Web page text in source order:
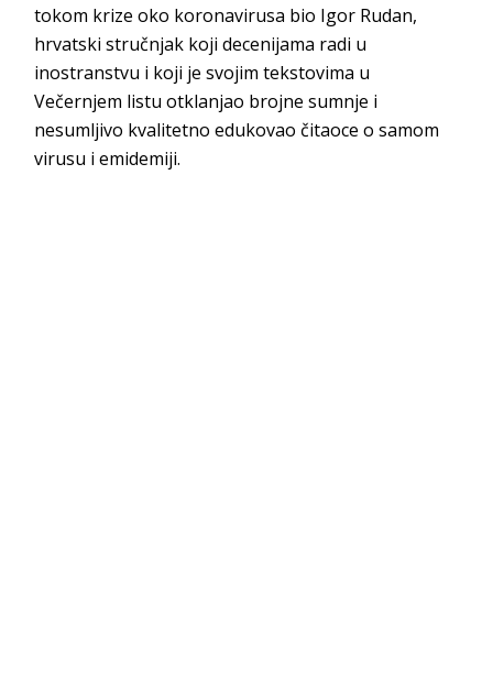
tokom krize oko koronavirusa bio Igor Rudan,
hrvatski stručnjak koji decenijama radi u
inostranstvu i koji je svojim tekstovima u
Večernjem listu otklanjao brojne sumnje i
nesumljivo kvalitetno edukovao čitaoce o samom
virusu i emidemiji.